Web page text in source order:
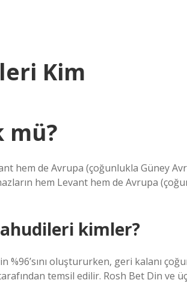
Kim
mü?
hem de Avrupa (çoğunlukla Güney
hem Levant hem de Avrupa
kimler?
%96’sını oluştururken, geri kalanı
temsil edilir. Rosh Bet Din ve